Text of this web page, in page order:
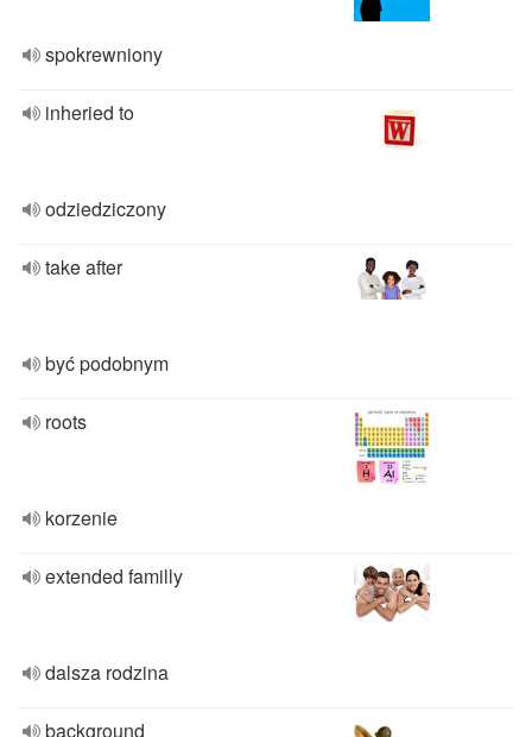
spokrewniony
inheried to
odziedziczony
take after
być podobnym
roots
korzenie
extended familly
dalsza rodzina
background